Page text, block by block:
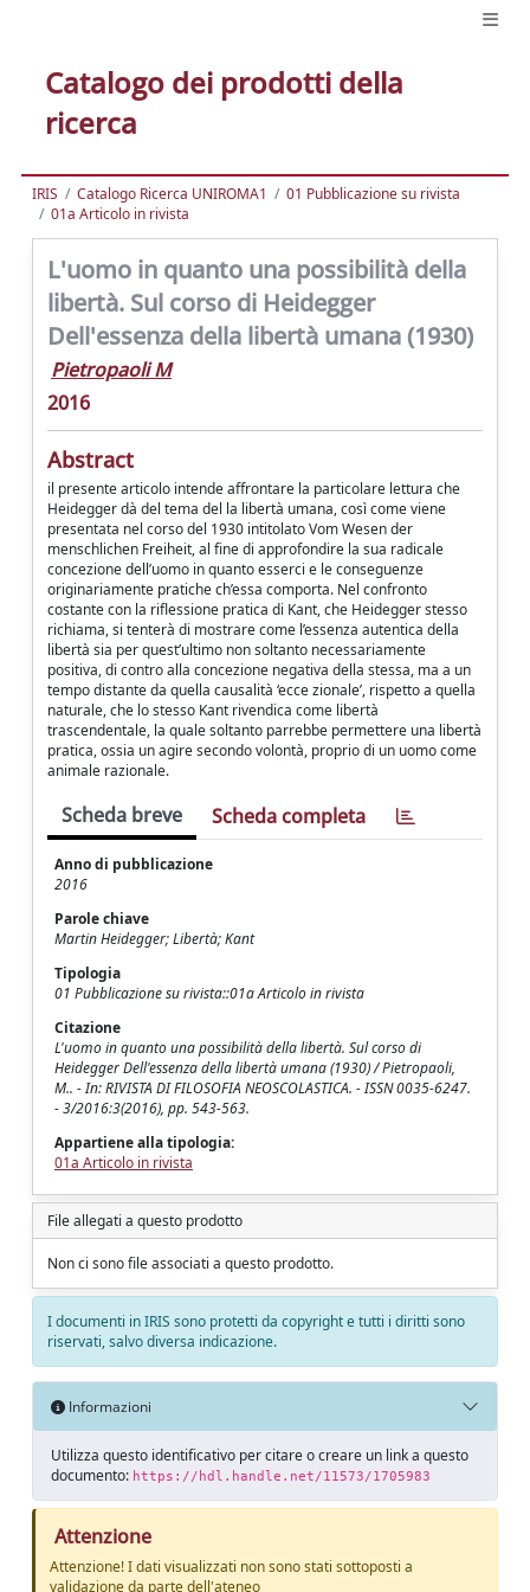
Catalogo dei prodotti della
ricerca
IRIS Catalogo Ricerca UNIROMA1
01 Pubblicazione su rivista
01a Articolo in rivista
L'uomo in quanto una possibilità della
libertà. Sul corso di Heidegger
Dell'essenza della libertà umana (1930)
Pietropaoli M
2016
Abstract
il presente articolo intende affrontare la particolare lettura che
Heidegger dà del tema del la libertà umana, così come viene
presentata nel corso del 1930 intitolato Vom Wesen der
menschlichen Freiheit, al fine di approfondire la sua radicale
concezione dell’uomo in quanto esserci e le conseguenze
originariamente pratiche ch’essa comporta. Nel confronto
costante con la riflessione pratica di Kant, che Heidegger stesso
richiama, si tenterà di mostrare come l’essenza autentica della
libertà sia per quest’ultimo non soltanto necessariamente
positiva, di contro alla concezione negativa della stessa, ma a un
tempo distante da quella causalità ‘ecce zionale’, rispetto a quella
naturale, che lo stesso Kant rivendica come libertà
trascendentale, la quale soltanto parrebbe permettere una libertà
pratica, ossia un agire secondo volontà, proprio di un uomo come
animale razionale.
Scheda breve Scheda completa
Anno di pubblicazione
2016
Parole chiave
Martin Heidegger; Libertà; Kant
Tipologia
01 Pubblicazione su rivista::01a Articolo in rivista
Citazione
L'uomo in quanto una possibilità della libertà. Sul corso di
Heidegger Dell'essenza della libertà umana (1930) / Pietropaoli,
M.. - In: RIVISTA DI FILOSOFIA NEOSCOLASTICA. - ISSN 0035-6247.
- 3/2016:3(2016), pp. 543-563.
Appartiene alla tipologia:
01a Articolo in rivista
File allegati a questo prodotto
Non ci sono file associati a questo prodotto.
I documenti in IRIS sono protetti da copyright e tutti i diritti sono
riservati, salvo diversa indicazione.
Informazioni
Utilizza questo identificativo per citare o creare un link a questo
documento: https://hdl.handle.net/11573/1705983
Attenzione
Attenzione! I dati visualizzati non sono stati sottoposti a
validazione da parte dell'ateneo